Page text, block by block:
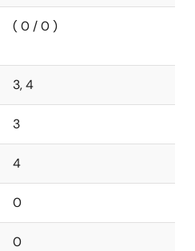
( 0 / 0 )
3, 4
3
4
0
0